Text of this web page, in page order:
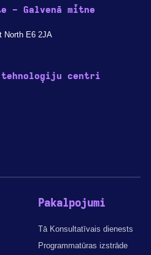
- Galvenā mītne
North E6 2JA
centri
Pakalpojumi
Tā Konsultatīvais dienests
Programmatūras izstrāde